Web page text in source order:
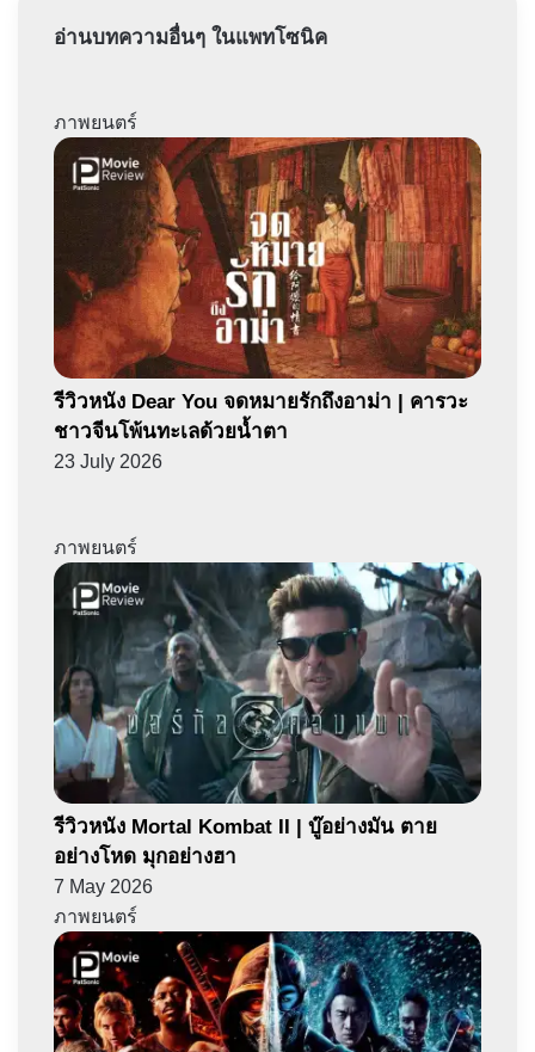
อ่านบทความอื่นๆ ในแพทโซนิค
ภาพยนตร์
รีวิวหนัง Dear You จดหมายรักถึงอาม่า | คารวะ
ชาวจีนโพ้นทะเลด้วยน้ำตา
23 July 2026
ภาพยนตร์
รีวิวหนัง Mortal Kombat II | บู๊อย่างมัน ตาย
อย่างโหด มุกอย่างฮา
7 May 2026
ภาพยนตร์